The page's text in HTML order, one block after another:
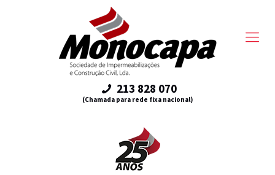
213 828 070
(Chamada para rede fixa nacional)